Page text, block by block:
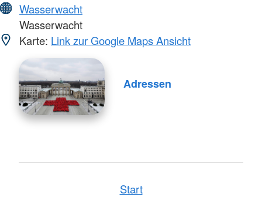
Wasserwacht
Wasserwacht
Karte: Link zur Google Maps Ansicht
Adressen
Start